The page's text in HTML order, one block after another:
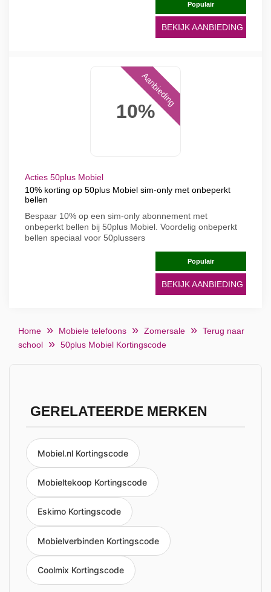
Populair
BEKIJK AANBIEDING
10%
Aanbieding
Acties 50plus Mobiel
10% korting op 50plus Mobiel sim-only met onbeperkt
bellen
Bespaar 10% op een sim-only abonnement met
onbeperkt bellen bij 50plus Mobiel. Voordelig onbeperkt
bellen speciaal voor 50plussers
Populair
BEKIJK AANBIEDING
Home Mobiele telefoons Zomersale
Terug naar
school
50plus Mobiel Kortingscode
GERELATEERDE MERKEN
Mobiel.nl Kortingscode
Mobieltekoop Kortingscode
Eskimo Kortingscode
Mobielverbinden Kortingscode
Coolmix Kortingscode